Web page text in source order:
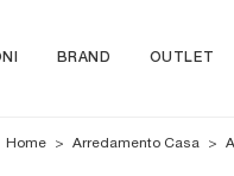
BRAND OUTLET
Home > Arredamento Casa >